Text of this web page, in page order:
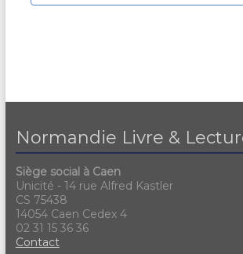
Normandie Livre &
Siège social à Caen
Unicité - 14 rue Alfred Kastler
CS 75438
14054 Caen Cedex 4
02 31 15 36 36
Contact